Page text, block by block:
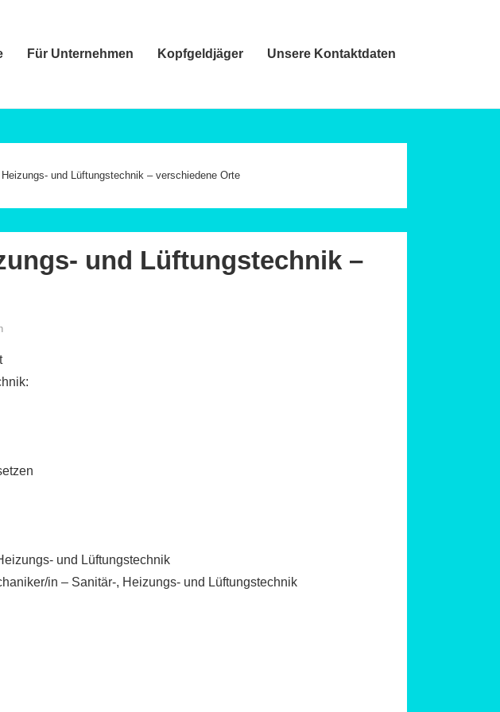
Für Unternehmen Kopfgeldjäger Unsere Kontaktdaten
und Lüftungstechnik – verschiedene Orte
und Lüftungstechnik –
und Lüftungstechnik
in – Sanitär-, Heizungs- und Lüftungstechnik